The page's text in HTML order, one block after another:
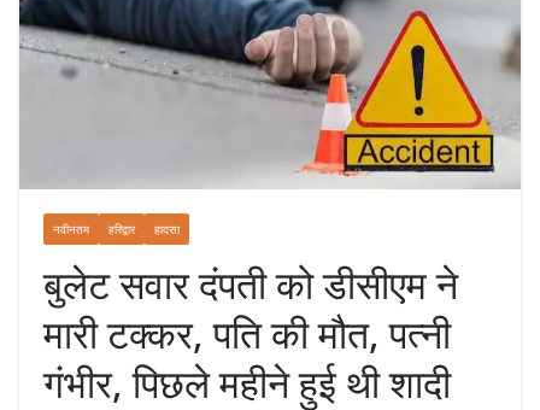
नवीनतम हरिद्वार हादसा
बुलेट सवार दंपती को डीसीएम ने
मारी टक्कर, पति की मौत, पत्नी
गंभीर, पिछले महीने हुई थी शादी